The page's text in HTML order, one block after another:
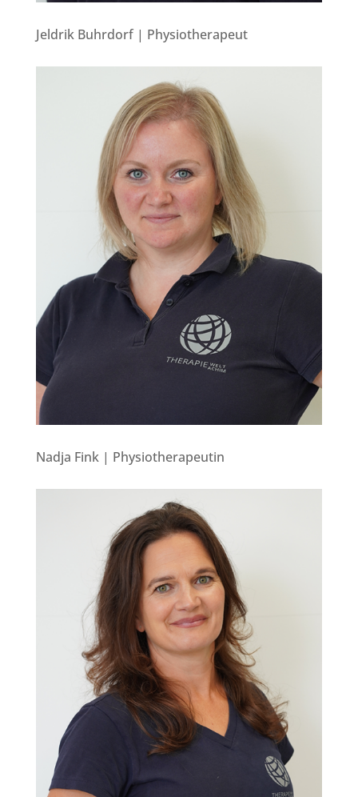
Jeldrik Buhrdorf | Physiotherapeut
Nadja Fink | Physiotherapeutin